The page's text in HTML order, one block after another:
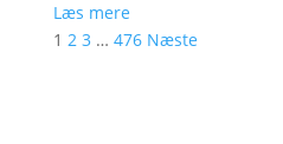
Læs mere
1 2 3 … 476 Næste